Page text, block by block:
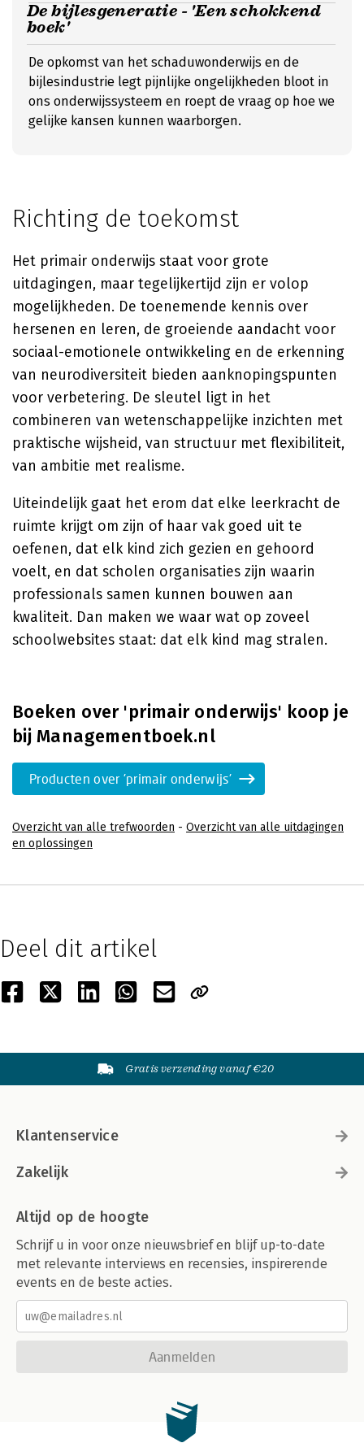
De bijlesgeneratie - 'Een schokkend
boek'
De opkomst van het schaduwonderwijs en de
bijlesindustrie legt pijnlijke ongelijkheden bloot in
ons onderwijssysteem en roept de vraag op hoe we
gelijke kansen kunnen waarborgen.
Richting de toekomst
Het primair onderwijs staat voor grote
uitdagingen, maar tegelijkertijd zijn er volop
mogelijkheden. De toenemende kennis over
hersenen en leren, de groeiende aandacht voor
sociaal-emotionele ontwikkeling en de erkenning
van neurodiversiteit bieden aanknopingspunten
voor verbetering. De sleutel ligt in het
combineren van wetenschappelijke inzichten met
praktische wijsheid, van structuur met flexibiliteit,
van ambitie met realisme.
Uiteindelijk gaat het erom dat elke leerkracht de
ruimte krijgt om zijn of haar vak goed uit te
oefenen, dat elk kind zich gezien en gehoord
voelt, en dat scholen organisaties zijn waarin
professionals samen kunnen bouwen aan
kwaliteit. Dan maken we waar wat op zoveel
schoolwebsites staat: dat elk kind mag stralen.
Boeken over 'primair onderwijs' koop je
bij Managementboek.nl
Producten over 'primair onderwijs'
Overzicht van alle trefwoorden - Overzicht van alle uitdagingen
en oplossingen
Deel dit artikel
Gratis verzending vanaf €20
Klantenservice
Zakelijk
Altijd op de hoogte
Schrijf u in voor onze nieuwsbrief en blijf up-to-date
met relevante interviews en recensies, inspirerende
events en de beste acties.
Aanmelden